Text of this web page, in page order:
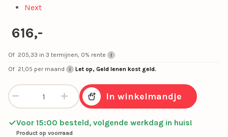
Next
616,-
Of 205,33 in 3 termijnen, 0% rente
Of 21,05 per maand Let op, Geld lenen kost geld.
Hanglamp Riva 5L rond quartz aantal
In winkelmandje
Voor 15:00 besteld, volgende werkdag in huis!
Product op voorraad